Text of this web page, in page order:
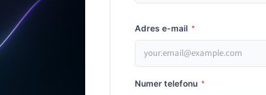
Adres e-mail *
Numer telefonu *